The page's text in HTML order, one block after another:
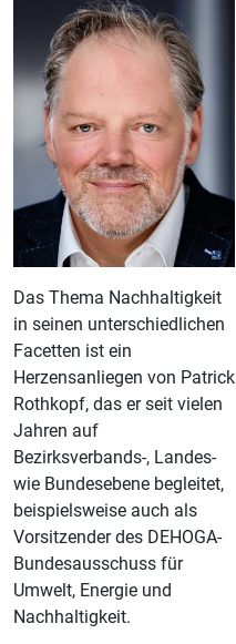
Das Thema Nachhaltigkeit
in seinen unterschiedlichen
Facetten ist ein
Herzensanliegen von Patrick
Rothkopf, das er seit vielen
Jahren auf
Bezirksverbands-, Landes-
wie Bundesebene begleitet,
beispielsweise auch als
Vorsitzender des DEHOGA-
Bundesausschuss für
Umwelt, Energie und
Nachhaltigkeit.